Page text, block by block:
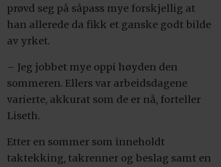
prøvd seg på såpass mye forskjellig at
han allerede da fikk et ganske godt bilde
av yrket.
– Jeg jobbet mye oppi høyden den
sommeren. Ellers var arbeidsdagene
varierte, akkurat som de er nå, forteller
Liseth.
Etter en sommer som inneholdt
taktekking, takrenner og beslag samt en